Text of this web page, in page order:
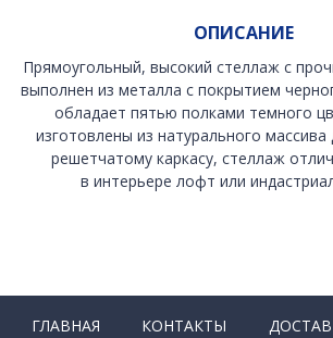
ОПИСАНИЕ
Прямоугольный, высокий стеллаж с
выполнен из металла с покрытием
обладает пятью полками темного
изготовлены из натурального массива
решетчатому каркасу, стеллаж
в интерьере лофт или
ГЛАВНАЯ КОНТАКТЫ